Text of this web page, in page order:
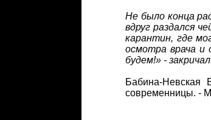
Не было конца
вдруг раздался
карантин, где
осмотра врача и
будем!» -
Бабина-
современницы. -